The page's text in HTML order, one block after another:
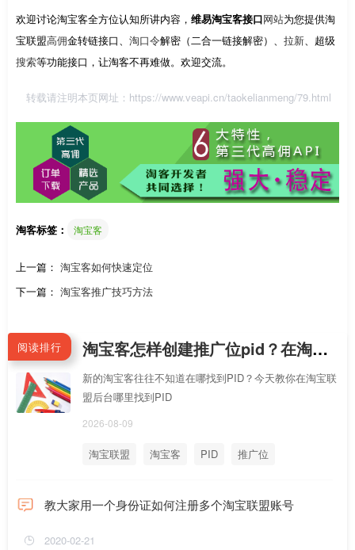
欢迎讨论淘宝客全方位认知所讲内容， 维易淘宝客接口网站为您提供淘
宝联盟高佣金转链接口、 淘口令解密（二合一链接解密）、 拉新 、超级
搜索等功能接口，让淘客不再难做。欢迎交流。
转载请注明本页网址： https://www.veapi.cn/taokelianmeng/79.html
淘客标签： 淘宝客
上一篇： 淘宝客如何快速定位
下一篇： 淘宝客推广技巧方法
阅读排行 淘宝客怎样创建推广位pid？在淘宝联盟后台哪里找到PID？
新的淘宝客往往不知道在哪找到PID？今天教你在淘宝联
盟后台哪里找到PID
2026-08-09
淘宝联盟 淘宝客 PID 推广位
教大家用一个身份证如何注册多个淘宝联盟账号
2020-02-21